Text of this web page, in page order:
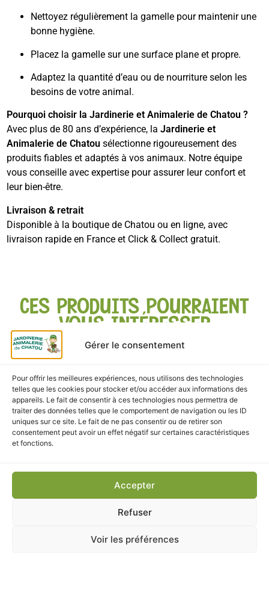
Gérer le consentement
Pour offrir les meilleures expériences, nous utilisons des technologies
telles que les cookies pour stocker et/ou accéder aux informations des
appareils. Le fait de consentir à ces technologies nous permettra de
traiter des données telles que le comportement de navigation ou les ID
uniques sur ce site. Le fait de ne pas consentir ou de retirer son
consentement peut avoir un effet négatif sur certaines caractéristiques
et fonctions.
Accepter
Refuser
Voir les préférences
Nettoyez régulièrement la gamelle pour maintenir une
bonne hygiène.
Placez la gamelle sur une surface plane et propre.
Adaptez la quantité d’eau ou de nourriture selon les
besoins de votre animal.
Pourquoi choisir la Jardinerie et Animalerie de Chatou ?
Avec plus de 80 ans d’expérience, laJardinerie et
Animalerie de Chatou sélectionne rigoureusement des
produits fiables et adaptés à vos animaux. Notre équipe
vous conseille avec expertise pour assurer leur confort et
leur bien-être.
Livraison & retrait
Disponible à la boutique de Chatou ou en ligne, avec
livraison rapide en France et Click & Collect gratuit.
CES PRODUITS POURRAIENT
VOUS INTÉRESSER
Jeux , PETITS MAMMIFERES
CORDE TWIST HALTERE 18CM ZOLUX